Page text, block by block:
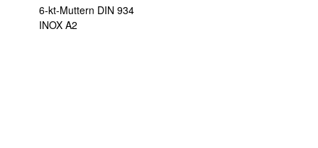
6-kt-Muttern DIN 934
INOX A2